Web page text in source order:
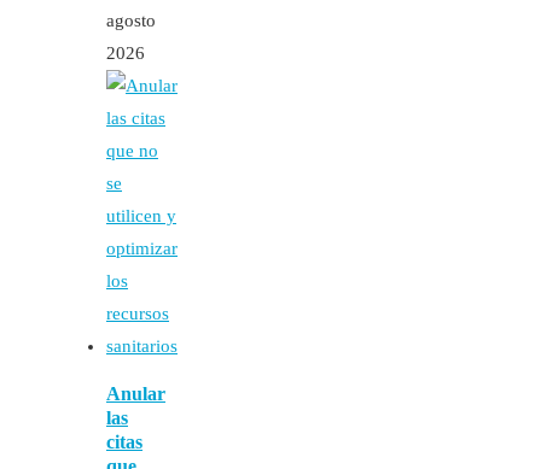
agosto
2026
Anular
las
citas